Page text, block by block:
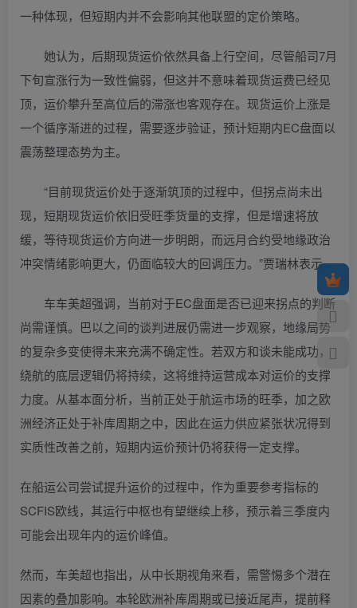
一种体现，但短期内并不会影响其他联盟的定价策略。
她认为，后期现货运价依然具备上行空间，尽管船司7月
下旬宣涨行为一致性偏弱，但这并不意味着现货运费已经见
顶，运价攀升至高位后的滞涨也客观存在。现货运价上涨是
一个循序渐进的过程，需要逐步验证，预计短期内EC盘面以
震荡整理态势为主。
“目前现货运价处于逐渐筑顶的过程中，但拐点尚未出
现，短期现货运价依旧受旺季货量的支撑，但是增速将放
缓，等待现货运价方向进一步明朗，而远月合约受地缘政治
冲突情绪影响更大，仍面临较大的回调压力。”贾瑞林表示。
车车美超强调，当前对于EC盘面是否已迎来拐点的判断
尚需谨慎。巴以之间的谈判进展仍需进一步观察，地缘局势
的复杂多变使得未来充满不确定性。若双方和谈未能成功，
绕航的底层逻辑仍将持续，这将维持运营成本对运价的支撑
力度。从基本面分析，当前正处于航运市场的旺季，加之欧
洲经济正处于补库周期之中，因此在运力供应紧张状况得到
实质性改善之前，短期内运价预计仍将获得一定支撑。
在船运公司尝试提升运价的过程中，作为重要参考指标的
SCFIS欧线，其运行中枢也有望继续上移，预示着三季度内
可能会出现年内的运价峰值。
然而，车美超也指出，从中长期视角来看，需警惕多个潜在
因素的叠加影响。本轮欧洲补库周期或已接近尾声，提前释